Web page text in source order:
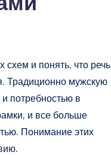
схем и понять, что речь
Традиционно мужскую
потребностью в
и все больше
Понимание этих